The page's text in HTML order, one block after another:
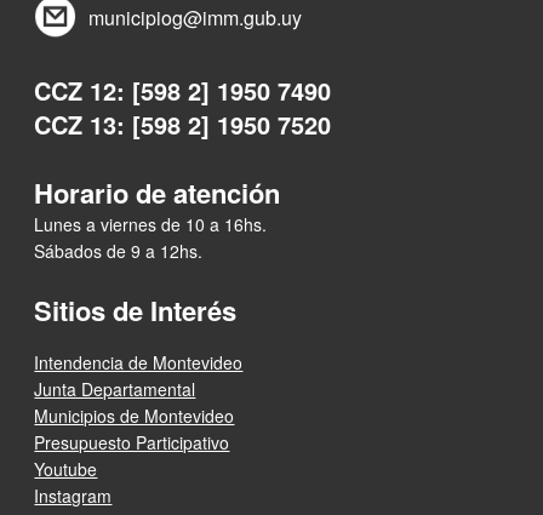
municipiog@imm.gub.uy
CCZ 12: [598 2] 1950 7490
CCZ 13: [598 2] 1950 7520
Horario de atención
Lunes a viernes de 10 a 16hs.
Sábados de 9 a 12hs.
Sitios de Interés
Intendencia de Montevideo
Junta Departamental
Municipios de Montevideo
Presupuesto Participativo
Youtube
Instagram